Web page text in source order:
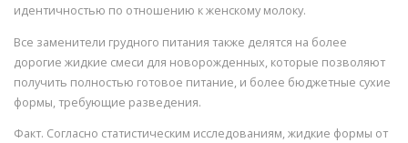
идентичностью по отношению к женскому молоку.
Все заменители грудного питания также делятся на более
дорогие жидкие смеси для новорожденных, которые позволяют
получить полностью готовое питание, и более бюджетные сухие
формы, требующие разведения.
Факт. Согласно статистическим исследованиям, жидкие формы от